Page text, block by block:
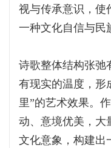
视与传承意识，使
一种文化自信与民
诗歌整体结构张弛
有现实的温度，形
里”的艺术效果。
动、意境优美，大
文化意象，构建出